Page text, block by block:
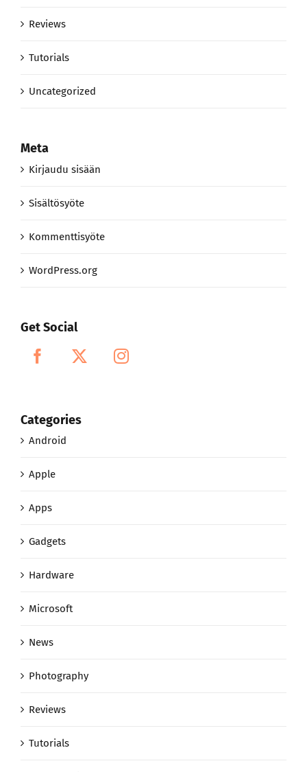
Reviews
Tutorials
Uncategorized
Meta
Kirjaudu sisään
Sisältösyöte
Kommenttisyöte
WordPress.org
Get Social
Categories
Android
Apple
Apps
Gadgets
Hardware
Microsoft
News
Photography
Reviews
Tutorials